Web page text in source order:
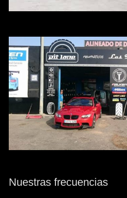
Nuestras frecuencias